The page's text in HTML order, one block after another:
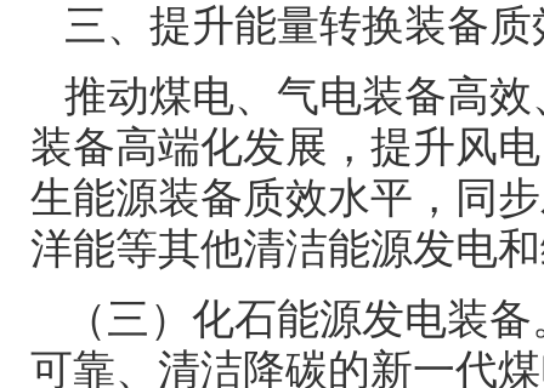
三、提升能量转换装备
推动煤电、气电装备高
装备高端化发展，提升风
生能源装备质效水平，同
洋能等其他清洁能源发电
（三）化石能源发电装
可靠、清洁降碳的新一代